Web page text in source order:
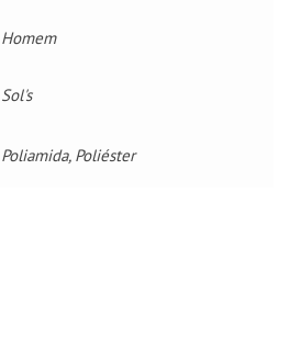
Homem
Sol's
Poliamida, Poliéster